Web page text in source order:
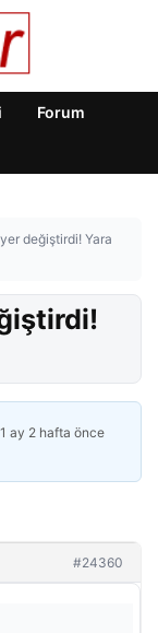
Forum
değiştirdi! Yara
1 ay 2 hafta önce
#24360